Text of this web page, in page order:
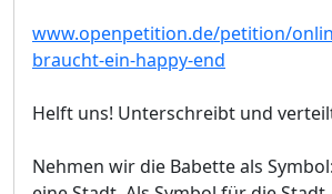
www.openpetition.de/petition/
braucht-ein-happy-end
Helft uns! Unterschreibt und
Nehmen wir die Babette als